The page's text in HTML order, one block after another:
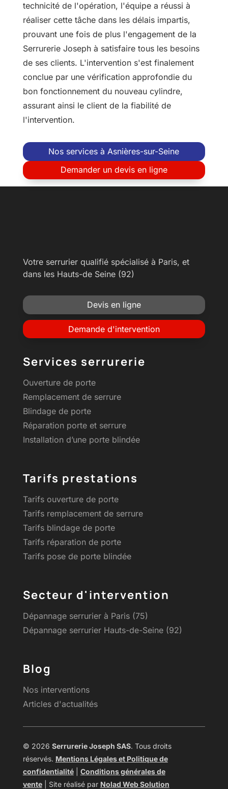
technicité de l'opération, l'équipe a réussi à
réaliser cette tâche dans les délais impartis,
prouvant une fois de plus l'engagement de la
Serrurerie Joseph à satisfaire tous les besoins
de ses clients. L'intervention s'est finalement
conclue par une vérification approfondie du
bon fonctionnement du nouveau cylindre,
assurant ainsi le client de la fiabilité de
l'intervention.
Nos services à Asnières-sur-Seine
Demander un devis en ligne
Votre serrurier qualifié spécialisé à Paris, et
dans les Hauts-de Seine (92)
Devis en ligne
Demande d'intervention
Services serrurerie
Ouverture de porte
Remplacement de serrure
Blindage de porte
Réparation porte et serrure
Installation d’une porte blindée
Tarifs prestations
Tarifs ouverture de porte
Tarifs remplacement de serrure
Tarifs blindage de porte
Tarifs réparation de porte
Tarifs pose de porte blindée
Secteur d'intervention
Dépannage serrurier à Paris (75)
Dépannage serrurier Hauts-de-Seine (92)
Blog
Nos interventions
Articles d'actualités
© 2026 Serrurerie Joseph SAS. Tous droits
réservés. Mentions Légales et Politique de
confidentialité| Conditions générales de
vente| Site réalisé par Nolad Web Solution